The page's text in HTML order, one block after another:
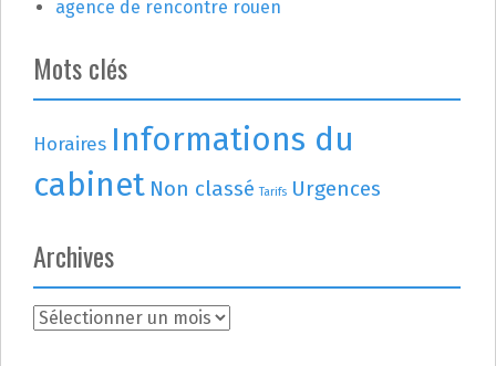
agence de rencontre rouen
Mots clés
Horaires Informations du
cabinet Non classé Tarifs Urgences
Archives
A